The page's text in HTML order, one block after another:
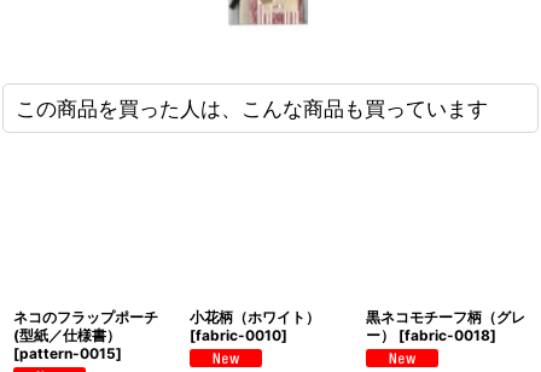
この商品を買った人は、こんな商品も買っています
ネコのフラップポーチ
(型紙／仕様書）
[pattern-0015]
小花柄（ホワイト）
[fabric-0010]
黒ネコモチーフ柄（グレ
ー）
[fabric-0018]